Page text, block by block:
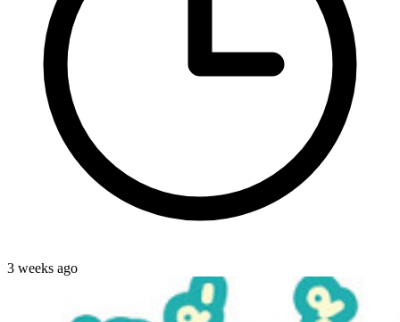
3 weeks ago